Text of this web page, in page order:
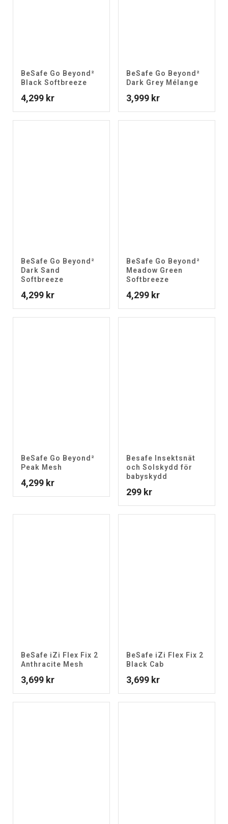
BeSafe Go Beyond²
Black Softbreeze
4,299 kr
BeSafe Go Beyond²
Dark Grey Mélange
3,999 kr
BeSafe Go Beyond²
Dark Sand
Softbreeze
4,299 kr
BeSafe Go Beyond²
Meadow Green
Softbreeze
4,299 kr
BeSafe Go Beyond²
Peak Mesh
4,299 kr
Besafe Insektsnät
och Solskydd för
babyskydd
299 kr
BeSafe iZi Flex Fix 2
Anthracite Mesh
3,699 kr
BeSafe iZi Flex Fix 2
Black Cab
3,699 kr